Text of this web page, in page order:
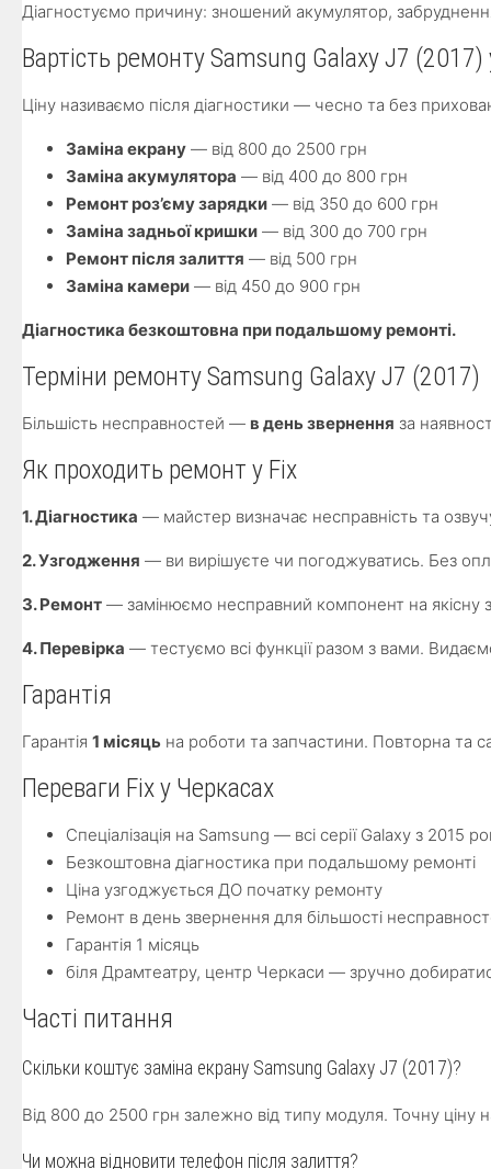
Діагностуємо причину: зношений акумулятор,
Вартість ремонту Samsung Galaxy J7 (2017)
Ціну називаємо після діагностики — чесно та без
Заміна екрану — від 800 до 2500 грн
Заміна акумулятора — від 400 до 800 грн
Ремонт роз’єму зарядки — від 350 до 600 грн
Заміна задньої кришки — від 300 до 700 грн
Ремонт після залиття — від 500 грн
Заміна камери — від 450 до 900 грн
Діагностика безкоштовна при подальшому ремонті.
Терміни ремонту Samsung Galaxy J7 (2017)
Більшість несправностей — в день звернення за
Як проходить ремонт у Fix
1. Діагностика — майстер визначає несправність та
2. Узгодження — ви вирішуєте чи погоджуватись. Без
3. Ремонт — замінюємо несправний компонент на якісну
4. Перевірка — тестуємо всі функції разом з вами.
Гарантія
Гарантія 1 місяць на роботи та запчастини. Повторна та
Переваги Fix у Черкасах
Спеціалізація на Samsung — всі серії Galaxy з 2015
Безкоштовна діагностика при подальшому ремонті
Ціна узгоджується ДО початку ремонту
Ремонт в день звернення для більшості
Гарантія 1 місяць
біля Драмтеатру, центр Черкаси — зручно
Часті питання
Скільки коштує заміна екрану Samsung Galaxy J7 (2017)?
Від 800 до 2500 грн залежно від типу модуля. Точну ціну
Чи можна відновити телефон після залиття?